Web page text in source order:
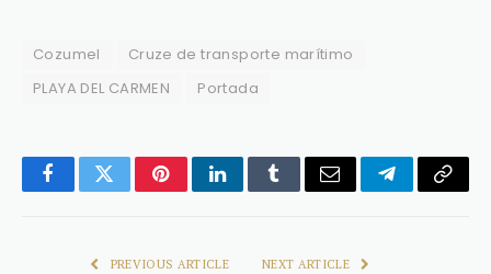
Cozumel
Cruze de transporte marítimo
PLAYA DEL CARMEN
Portada
FacebookTwitterPinterestLinkedInTumblrEmail TelegramCopy
PREVIOUS ARTICLE NEXT ARTICLE